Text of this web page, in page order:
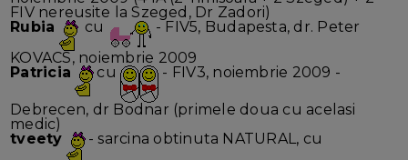
FIV nereusite la Szeged, Dr Zadori)
Rubia
cu
- FIV5, Budapesta, dr. Peter
KOVACS, noiembrie 2009
Patricia
cu - FIV3, noiembrie 2009 -
Debrecen, dr Bodnar (primele doua cu acelasi
medic)
tveety
- sarcina obtinuta NATURAL, cu